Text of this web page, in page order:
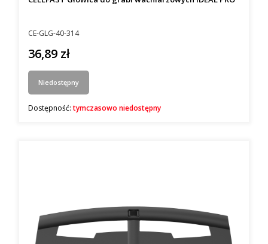
Kod producenta
CE-GLG-40-314
Cena
36,89 zł
Niedostępny
Dostępność:tymczasowo niedostępny